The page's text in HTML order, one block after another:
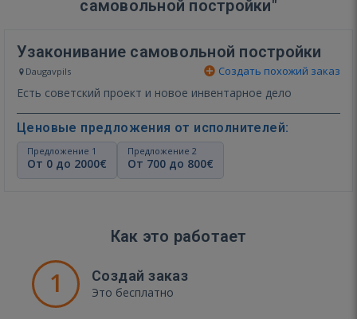
самовольной постройки"
Узаконивание самовольной постройки
Daugavpils Создать похожий заказ
Есть советский проект и новое инвентарное дело
Ценовые предложения от исполнителей:
Предложение 1
От 0 до 2000€
Предложение 2
От 700 до 800€
Как это работает
1 Создай заказ
Это бесплатно